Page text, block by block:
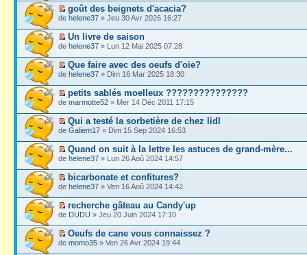
goût des beignets d'acacia?
de helene37 » Jeu 30 Avr 2026 16:27
Un livre de saison
de helene37 » Lun 12 Mai 2025 07:28
Que faire avec des oeufs d'oie?
de helene37 » Dim 16 Mar 2025 18:30
petits sablés moelleux ???????????????
de marmotte52 » Mer 14 Déc 2011 17:15
Qui a testé la sorbetière de chez lidl
de Galiem17 » Dim 15 Sep 2024 16:53
Quand on suit à la lettre les astuces de grand-mère...
de helene37 » Lun 26 Aoû 2024 14:57
bicarbonate et confitures?
de helene37 » Ven 16 Aoû 2024 14:42
recherche gâteau au Candy'up
de DUDU » Jeu 20 Juin 2024 17:10
Oeufs de cane vous connaissez ?
de momo35 » Ven 26 Avr 2024 19:44